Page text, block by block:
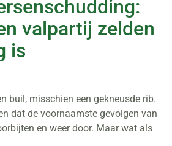
valpartij zelden
is
buil, misschien een gekneusde rib.
dat de voornaamste gevolgen van
en weer door. Maar wat als